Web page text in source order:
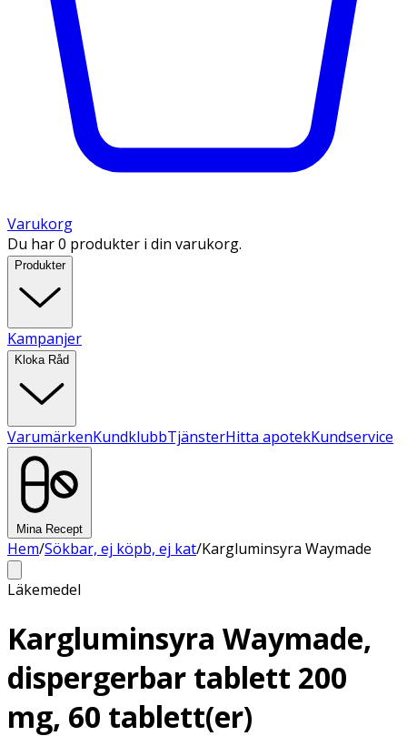
Varukorg
Du har 0 produkter i din varukorg.
Produkter
Kampanjer
Kloka Råd
VarumärkenKundklubbTjänsterHitta apotekKundservice
Mina Recept
Hem/Sökbar, ej köpb, ej kat/Kargluminsyra Waymade
Läkemedel
Kargluminsyra Waymade,
dispergerbar tablett 200
mg, 60 tablett(er)